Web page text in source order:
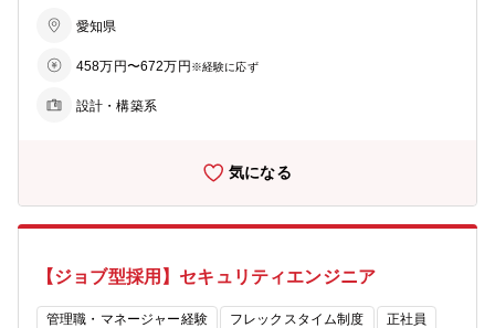
築から運用まで担当頂きます。 各部署やパートナー会社の方と密に連
解消のために設備の改修もお任せします。 ◆サービスサポートセンタ
手配、設定作業代行など）を担当いただきます。 対象設備：サーバ
ジョンアップ時などは計画的に深夜勤務や休日出勤が発生します。ま
す。また、目標を掲げ、日々開通に向けて取組んでいただきますの
トセンター or サービスサポートセンター テクニカルサポートセンタ
愛知県
458万円〜672万円 ※経験に応ず
設計・構築系
気になる
【ジョブ型採用】セキュリティエンジニア
管理職・マネージャー経験 フレックスタイム制度 正社員